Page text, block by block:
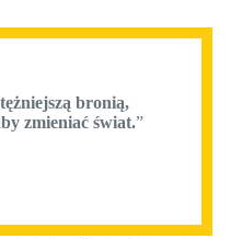
bronią,
zmieniać świat.”